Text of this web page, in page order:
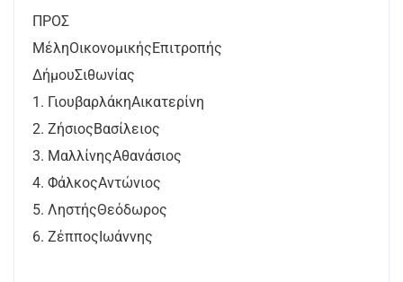
ΠΡΟΣ
ΜέληΟικονομικήςΕπιτροπής
ΔήμουΣιθωνίας
1. ΓιουβαρλάκηΑικατερίνη
2. ΖήσιοςΒασίλειος
3. ΜαλλίνηςΑθανάσιος
4. ΦάλκοςΑντώνιος
5. ΛηστήςΘεόδωρος
6. ΖέπποςΙωάννης